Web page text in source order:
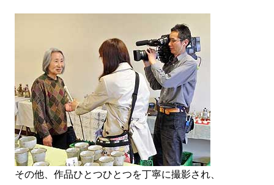
その他、作品ひとつひとつを丁寧に撮影され、